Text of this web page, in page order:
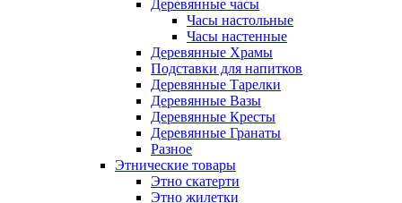
Деревянные часы
Часы настольные
Часы настенные
Деревянные Храмы
Подставки для напитков
Деревянные Тарелки
Деревянные Вазы
Деревянные Кресты
Деревянные Гранаты
Разное
Этнические товары
Этно скатерти
Этно жилетки